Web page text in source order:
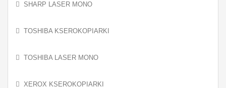
SHARP LASER MONO
TOSHIBA KSEROKOPIARKI
TOSHIBA LASER MONO
XEROX KSEROKOPIARKI